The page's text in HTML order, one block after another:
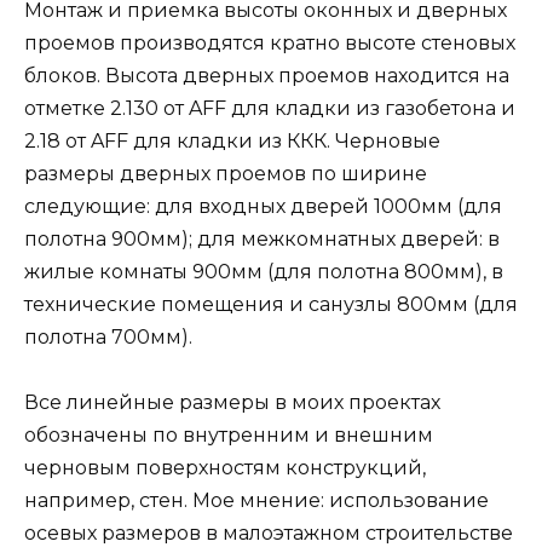
Монтаж и приемка высоты оконных и дверных
проемов производятся кратно высоте стеновых
блоков. Высота дверных проемов находится на
отметке 2.130 от AFF для кладки из газобетона и
2.18 от AFF для кладки из ККК. Черновые
размеры дверных проемов по ширине
следующие: для входных дверей 1000мм (для
полотна 900мм); для межкомнатных дверей: в
жилые комнаты 900мм (для полотна 800мм), в
технические помещения и санузлы 800мм (для
полотна 700мм).
Все линейные размеры в моих проектах
обозначены по внутренним и внешним
черновым поверхностям конструкций,
например, стен. Мое мнение: использование
осевых размеров в малоэтажном строительстве